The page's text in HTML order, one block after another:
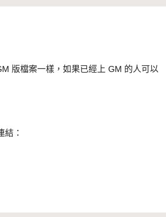
版檔案一樣，如果已經上 GM 的人可以
結：